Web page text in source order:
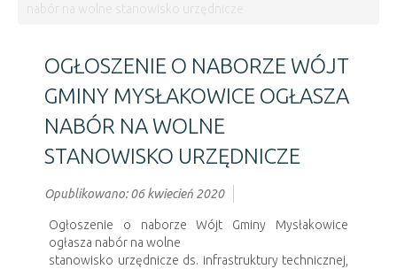
nabór na wolne stanowisko urzędnicze
OGŁOSZENIE O NABORZE WÓJT
GMINY MYSŁAKOWICE OGŁASZA
NABÓR NA WOLNE
STANOWISKO URZĘDNICZE
Opublikowano: 06 kwiecień 2020
Ogłoszenie o naborze Wójt Gminy Mysłakowice
ogłasza nabór na wolne
stanowisko urzędnicze ds. infrastruktury technicznej,